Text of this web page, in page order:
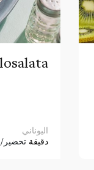
اليوناني
دقيقة